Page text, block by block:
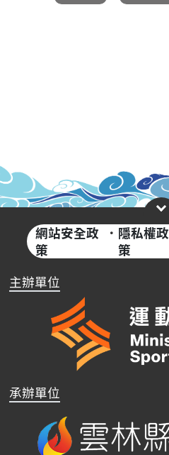
網站安全政
策
· 隱私權政
策
主辦單位
承辦單位